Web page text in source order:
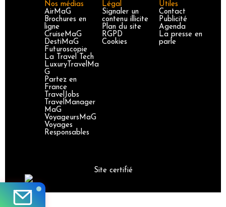
Nos médias
AirMaG
Brochures en
ligne
CruiseMaG
DestiMaG
Futuroscopie
La Travel Tech
LuxuryTravelMa
G
Partez en
France
TravelJobs
TravelManager
MaG
VoyageursMaG
Voyages
Responsables
Légal
Signaler un
contenu illicite
Plan du site
RGPD
Cookies
Utiles
Contact
Publicité
Agenda
La presse en
parle
Site certifié